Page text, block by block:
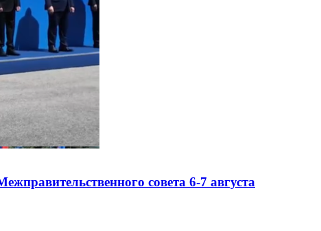
совета 6-7 августа